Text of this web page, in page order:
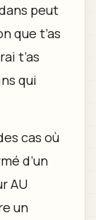
peut
que t’as
t’as
qui
cas où
d’un
AU
un